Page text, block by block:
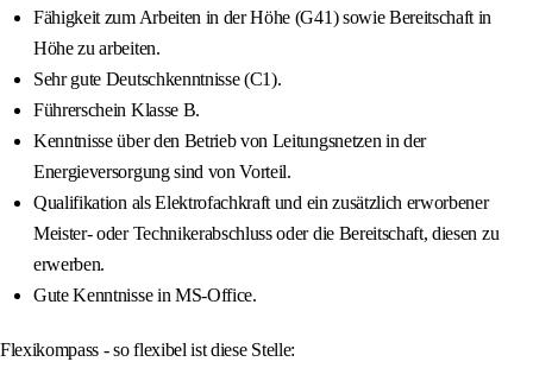
Fähigkeit zum Arbeiten in der Höhe (G41) sowie Bereitschaft in
Höhe zu arbeiten.
Sehr gute Deutschkenntnisse (C1).
Führerschein Klasse B.
Kenntnisse über den Betrieb von Leitungsnetzen in der
Energieversorgung sind von Vorteil.
Qualifikation als Elektrofachkraft und ein zusätzlich erworbener
Meister- oder Technikerabschluss oder die Bereitschaft, diesen zu
erwerben.
Gute Kenntnisse in MS-Office.
Flexikompass - so flexibel ist diese Stelle: